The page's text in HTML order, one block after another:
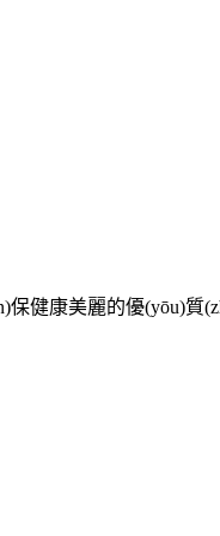
保健康美麗的優(yōu)質